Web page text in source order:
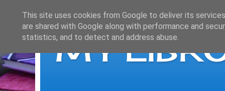
MY
This site uses cookies from Google to deliver its
are shared with Google along with performance and
statistics, and to detect and address abuse.